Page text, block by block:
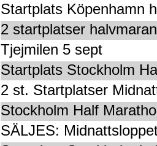
Startplats Köpenhamn
2 startplatser
Tjejmilen 5 sept
Startplats Stockholm
2 st. Startplatser
Stockholm Half
SÄLJES: